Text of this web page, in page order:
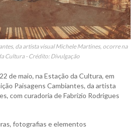
da artista visual Michele Martines, ocorre na
Cultura - Crédito: Divulgação
de maio, na Estação da Cultura, em
Paisagens Cambiantes, da artista
com curadoria de Fabrízio Rodrigues
fotografias e elementos